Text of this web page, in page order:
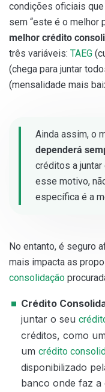
condições oficiais
sem “este é o melhor
melhor crédito
três variáveis: TAEG
(chega para juntar
(mensalidade mais
Ainda assim, o
dependerá
créditos a juntar
esse motivo,
específica é a
No entanto, é seguro
mais impacta as
consolidação
Crédito
juntar o seu
créditos, como
um crédito
disponibilizado
banco onde faz a